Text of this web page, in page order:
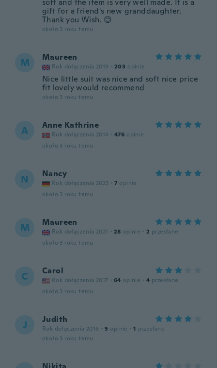
soft and the item is very well made. It is a
gift for a friend's new granddaughter.
Thank you Wish. 😊
około 3 roku temu
M Maureen
Rok dołączenia 2019 · 203 opinie
Nice little suit was nice and soft nice price
fit lovely would recommend
około 3 roku temu
A Anne Kathrine
Rok dołączenia 2014 · 476 opinie
około 3 roku temu
N Nancy
Rok dołączenia 2023 · 7 opinie
około 3 roku temu
M Maureen
Rok dołączenia 2021 · 28 opinie · 2 przesłane
około 3 roku temu
C Carol
Rok dołączenia 2017 · 64 opinie · 4 przesłane
około 3 roku temu
J Judith
Rok dołączenia 2016 · 5 opinie · 1 przesłane
około 3 roku temu